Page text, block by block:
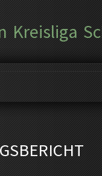
Kreisliga